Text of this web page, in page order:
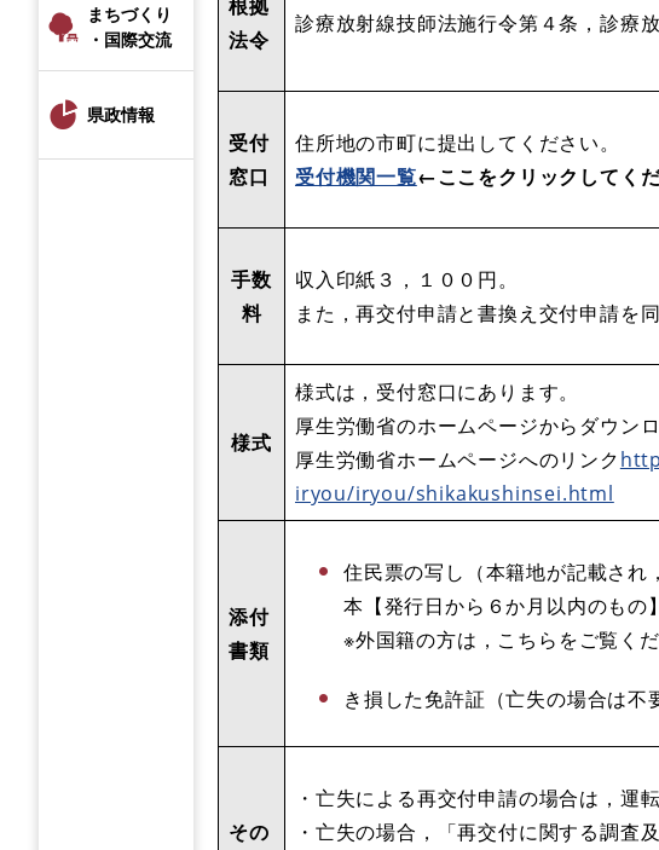
まちづくり
・国際交流
県政情報
根拠
法令
診療放射線技師法施行令第４条，診療
受付
窓口
住所地の市町に提出してください。
受付機関一覧←ここをクリックしてくだ
手数
料
収入印紙３，１００円。
また，再交付申請と書換え交付申請を
様式
様式は，受付窓口にあります。
厚生労働省のホームページからダウン
厚生労働省ホームページへのリンク
iryou/iryou/shikakushinsei.html
添付
書類
住民票の写し（本籍地が記載され
本【発行日から６か月以内のもの】
※外国籍の方は，こちらをご覧く
き損した免許証（亡失の場合は不
その
・亡失による再交付申請の場合は，運
・亡失の場合，「再交付に関する調査